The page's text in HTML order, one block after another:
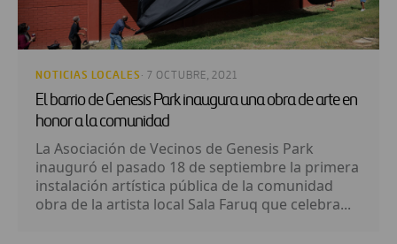
NOTICIAS LOCALES · 7 OCTUBRE, 2021
El barrio de Genesis Park inaugura una obra de arte en
honor a la comunidad
La Asociación de Vecinos de Genesis Park
inauguró el pasado 18 de septiembre la primera
instalación artística pública de la comunidad
obra de la artista local Sala Faruq que celebra...